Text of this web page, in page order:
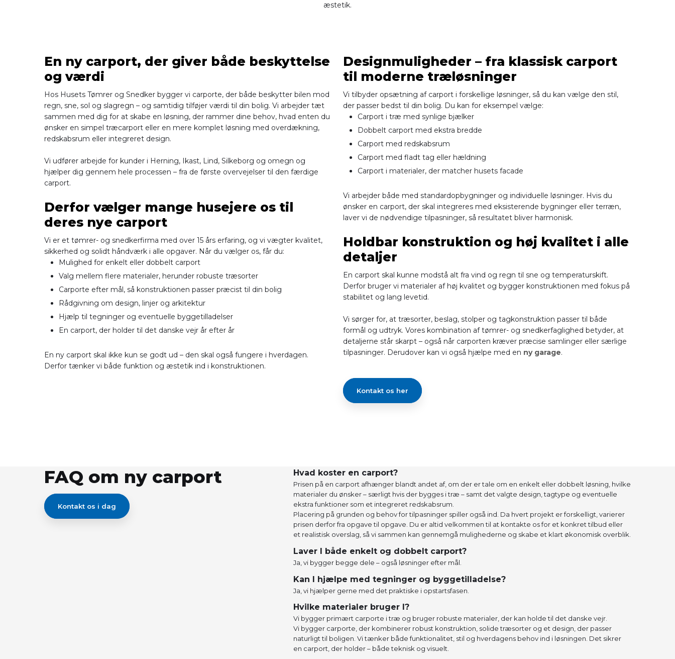
æstetik.
En ny carport, der giver både beskyttelse
og værdi
Hos Husets Tømrer og Snedker bygger vi carporte, der både beskytter bilen mod
regn, sne, sol og slagregn – og samtidig tilføjer værdi til din bolig. Vi arbejder tæt
sammen med dig for at skabe en løsning, der rammer dine behov, hvad enten du
ønsker en simpel træcarport eller en mere komplet løsning med overdækning,
redskabsrum eller integreret design.
Vi udfører arbejde for kunder i Herning, Ikast, Lind, Silkeborg og omegn og
hjælper dig gennem hele processen – fra de første overvejelser til den færdige
carport.
Derfor vælger mange husejere os til
deres nye carport
Vi er et tømrer- og snedkerfirma med over 15 års erfaring, og vi vægter kvalitet,
sikkerhed og solidt håndværk i alle opgaver. Når du vælger os, får du:
Mulighed for enkelt eller dobbelt carport
Valg mellem flere materialer, herunder robuste træsorter
Carporte efter mål, så konstruktionen passer præcist til din bolig
Rådgivning om design, linjer og arkitektur
Hjælp til tegninger og eventuelle byggetilladelser
En carport, der holder til det danske vejr år efter år
En ny carport skal ikke kun se godt ud – den skal også fungere i hverdagen.
Derfor tænker vi både funktion og æstetik ind i konstruktionen.
Designmuligheder – fra klassisk carport
til moderne træløsninger
Vi tilbyder opsætning af carport i forskellige løsninger, så du kan vælge den stil,
der passer bedst til din bolig. Du kan for eksempel vælge:
Carport i træ med synlige bjælker
Dobbelt carport med ekstra bredde
Carport med redskabsrum
Carport med fladt tag eller hældning
Carport i materialer, der matcher husets facade
Vi arbejder både med standardopbygninger og individuelle løsninger. Hvis du
ønsker en carport, der skal integreres med eksisterende bygninger eller terræn,
laver vi de nødvendige tilpasninger, så resultatet bliver harmonisk.
Holdbar konstruktion og høj kvalitet i alle
detaljer
En carport skal kunne modstå alt fra vind og regn til sne og temperaturskift.
Derfor bruger vi materialer af høj kvalitet og bygger konstruktionen med fokus på
stabilitet og lang levetid.
Vi sørger for, at træsorter, beslag, stolper og tagkonstruktion passer til både
formål og udtryk. Vores kombination af tømrer- og snedkerfaglighed betyder, at
detaljerne står skarpt – også når carporten kræver præcise samlinger eller særlige
tilpasninger. Derudover kan vi også hjælpe med en ny garage.
Kontakt os her
FAQ om ny carport
Kontakt os i dag
Hvad koster en carport?
Prisen på en carport afhænger blandt andet af, om der er tale om en enkelt eller dobbelt løsning, hvilke
materialer du ønsker – særligt hvis der bygges i træ – samt det valgte design, tagtype og eventuelle
ekstra funktioner som et integreret redskabsrum.
Placering på grunden og behov for tilpasninger spiller også ind. Da hvert projekt er forskelligt, varierer
prisen derfor fra opgave til opgave. Du er altid velkommen til at kontakte os for et konkret tilbud eller
et realistisk overslag, så vi sammen kan gennemgå mulighederne og skabe et klart økonomisk overblik.​
Laver I både enkelt og dobbelt carport?
Ja, vi bygger begge dele – også løsninger efter mål.
Kan I hjælpe med tegninger og byggetilladelse?
Ja, vi hjælper gerne med det praktiske i opstartsfasen.
Hvilke materialer bruger I?
​Vi bygger primært carporte i træ og bruger robuste materialer, der kan holde til det danske vejr.
Vi bygger carporte, der kombinerer robust konstruktion, solide træsorter og et design, der passer
naturligt til boligen. Vi tænker både funktionalitet, stil og hverdagens behov ind i løsningen. Det sikrer
en carport, der holder – både teknisk og visuelt.